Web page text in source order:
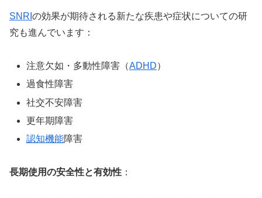
SNRI の効果が期待される新たな疾患や症状についての研
究も進んでいます：
注意欠如・多動性障害（ADHD）
過食性障害
社交不安障害
更年期障害
認知機能障害
長期使用の安全性と有効性 ：